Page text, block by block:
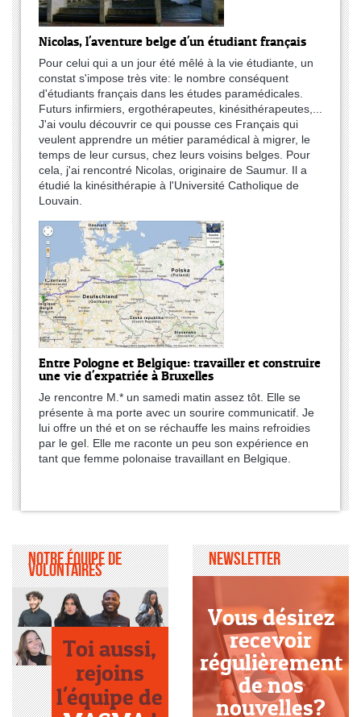
Nicolas, l'aventure belge d'un étudiant français
Pour celui qui a un jour été mêlé à la vie étudiante, un
constat s'impose très vite: le nombre conséquent
d'étudiants français dans les études paramédicales.
Futurs infirmiers, ergothérapeutes, kinésithérapeutes,...
J'ai voulu découvrir ce qui pousse ces Français qui
veulent apprendre un métier paramédical à migrer, le
temps de leur cursus, chez leurs voisins belges. Pour
cela, j'ai rencontré Nicolas, originaire de Saumur. Il a
étudié la kinésithérapie à l'Université Catholique de
Louvain.
Entre Pologne et Belgique: travailler et construire
une vie d'expatriée à Bruxelles
Je rencontre M.* un samedi matin assez tôt. Elle se
présente à ma porte avec un sourire communicatif. Je
lui offre un thé et on se réchauffe les mains refroidies
par le gel. Elle me raconte un peu son expérience en
tant que femme polonaise travaillant en Belgique.
Notre équipe de
volontaires
Toi aussi,
rejoins
l'équipe de
Newsletter
Vous désirez
recevoir
régulièrement
de nos
nouvelles?